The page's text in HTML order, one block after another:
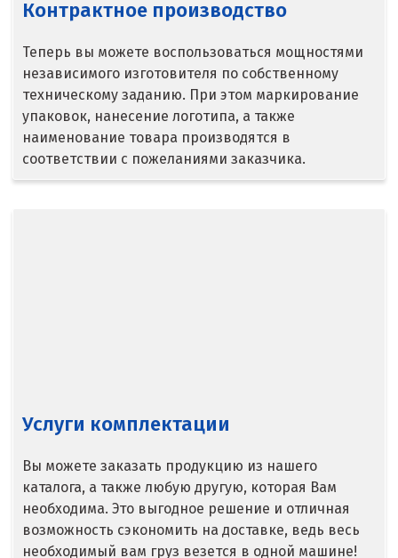
Снежинск
Сочи
Среднеуральск
Ставрополь
Тобольск
Тольятти
Контрактное производство
Теперь вы можете воспользоваться мощностями
независимого изготовителя по собственному
техническому заданию. При этом маркирование
упаковок, нанесение логотипа, а также
наименование товара производятся в
соответствии с пожеланиями заказчика.
Услуги комплектации
Вы можете заказать продукцию из нашего
каталога, а также любую другую, которая Вам
необходима. Это выгодное решение и отличная
возможность сэкономить на доставке, ведь весь
необходимый вам груз везется в одной машине!